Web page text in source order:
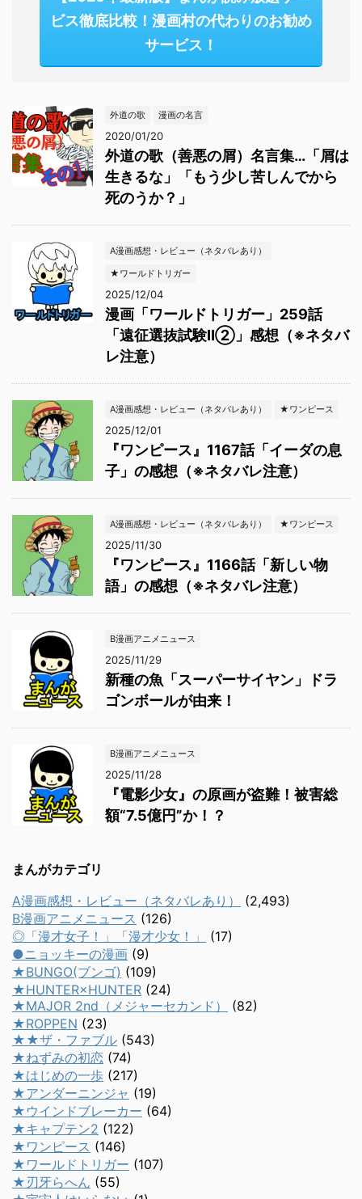
ビス徹底比較！漫画村の代わりのお勧め
サービス！
外道の歌 漫画の名言
2020/01/20
外道の歌（善悪の屑）名言集…「屑は
生きるな」「もう少し苦しんでから
死のうか？」
A漫画感想・レビュー（ネタバレあり）
★ワールドトリガー
2025/12/04
漫画「ワールドトリガー」259話
「遠征選抜試験Ⅱ②」感想（※ネタバ
レ注意）
A漫画感想・レビュー（ネタバレあり） ★ワンピース
2025/12/01
『ワンピース』1167話「イーダの息
子」の感想（※ネタバレ注意）
A漫画感想・レビュー（ネタバレあり） ★ワンピース
2025/11/30
『ワンピース』1166話「新しい物
語」の感想（※ネタバレ注意）
B漫画アニメニュース
2025/11/29
新種の魚「スーパーサイヤン」ドラ
ゴンボールが由来！
B漫画アニメニュース
2025/11/28
『電影少女』の原画が盗難！被害総
額“7.5億円”か！？
まんがカテゴリ
A漫画感想・レビュー（ネタバレあり）
(2,493)
B漫画アニメニュース (126)
◎「漫才女子！」「漫才少女！」
(17)
●ニョッキーの漫画 (9)
★BUNGO(ブンゴ) (109)
★HUNTER×HUNTER (24)
★MAJOR 2nd（メジャーセカンド）
(82)
★ROPPEN (23)
★★ザ・ファブル (543)
★ねずみの初恋 (74)
★はじめの一歩 (217)
★アンダーニンジャ (19)
★ウインドブレーカー (64)
★キャプテン2 (122)
★ワンピース (146)
★ワールドトリガー (107)
★刃牙らへん (55)